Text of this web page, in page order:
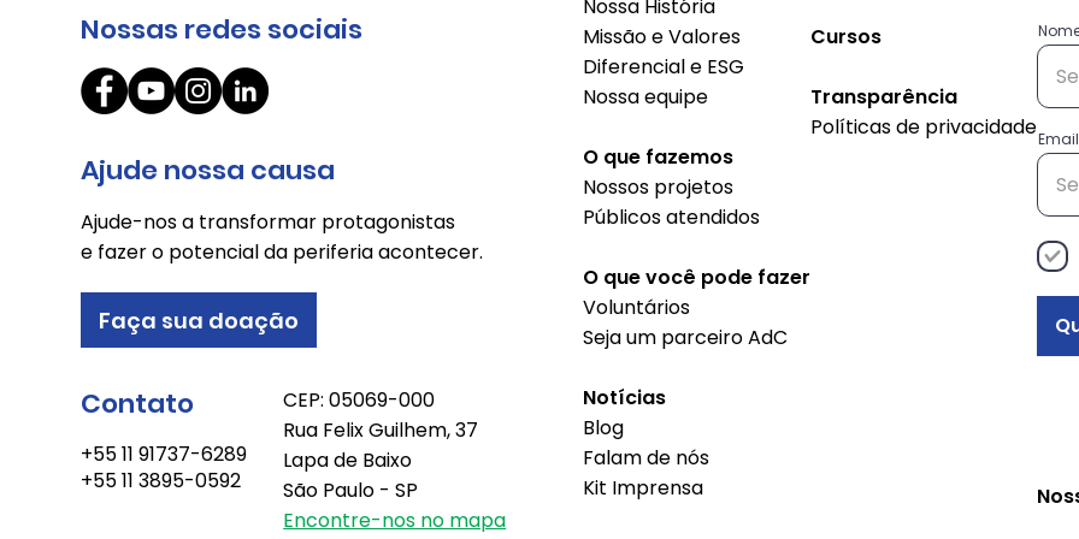
Conheça as histórias das
empreendedoras do
projeto Decisão
Empreendedora
Nossas redes sociais
Ajude nossa causa
Ajude-nos a transformar protagonistas
e fazer o potencial da periferia acontecer.
Faça sua doação
Contato
+55 11 91737-6289
+55 11 3895-0592
CEP: 05069-000
Rua Felix Guilhem, 37
Lapa de Baixo
São Paulo - SP
Encontre-nos no mapa
Nossa História
Missão e Valores
Diferencial e ESG
Nossa equipe
O que fazemos
Nossos projetos
Públicos atendidos
O que você pode fazer
Voluntários
Seja um parceiro AdC
Notícias
Blog
Falam de nós
Kit Imprensa
Cursos
Transparência
Políticas de privacidadeEmail